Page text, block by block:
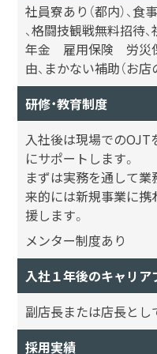
社員寮あり（都内）、食
、格闘技観戦無料招待
年金 雇用保険 労災保
由、まかない補助（お
研修・教育制度
入社後は現場でのOJT
にサポートします。
まずは実務を通して業
来的には新規事業に
援します。
メンター制度あり
入社１年後のキャリア
副店長または店長とし
採用実績